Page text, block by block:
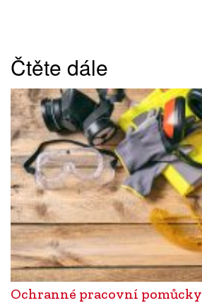
Čtěte dále
Ochranné pracovní pomůcky